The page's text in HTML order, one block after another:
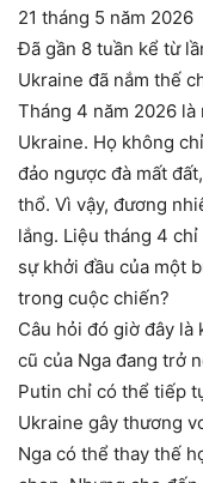
21 tháng 5 năm 2026
Đã gần 8 tuần kể từ
Ukraine đã nắm thế
Tháng 4 năm 2026
Ukraine. Họ không
đảo ngược đà mất
thổ. Vì vậy, đương
lắng. Liệu tháng 4
sự khởi đầu của một
trong cuộc chiến?
Câu hỏi đó giờ đây
cũ của Nga đang trở
Putin chỉ có thể tiếp
Ukraine gây thương
Nga có thể thay thế